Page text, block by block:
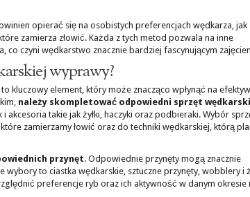
opierać się na osobistych preferencjach wędkarza, jak
zamierza złowić. Każda z tych metod pozwala na inne
czyni wędkarstwo znacznie bardziej fascynującym
wyprawy?
kluczowy element, który może znacząco wpłynąć na
należy skompletować odpowiedni sprzęt wędkarski
akcesoria takie jak żyłki, haczyki oraz podbieraki. Wybór
zamierzamy łowić oraz do techniki wędkarskiej, którą
przynęt. Odpowiednie przynęty mogą znacznie
wybory to ciastka wędkarskie, sztuczne przynęty, wobblery i
preferencje ryb oraz ich aktywność w danym okresie